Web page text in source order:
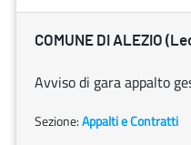
COMUNE DI ALEZIO
Avviso di gara appalto
Sezione:Appalti e Contratti